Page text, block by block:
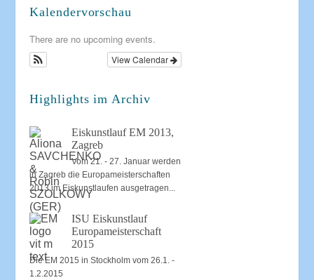
Kalendervorschau
There are no upcoming events.
View Calendar
Highlights im Archiv
Eiskunstlauf EM 2013,
Zagreb
Vom 21. - 27. Januar werden
in Zagreb die Europameisterschaften
2013 im Eiskunstlaufen ausgetragen...
ISU Eiskunstlauf
Europameisterschaft
2015
Die EM 2015 in Stockholm vom 26.1. -
1.2.2015